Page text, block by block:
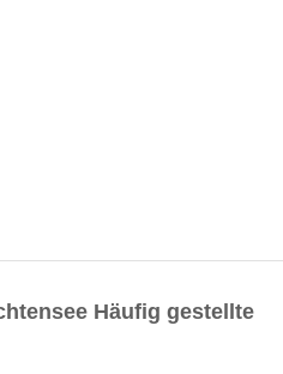
Häufig gestellte